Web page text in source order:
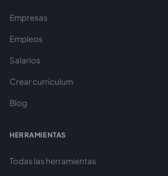
Empresas
Empleos
Salarios
Crear currículum
Blog
HERRAMIENTAS
Todas las herramientas